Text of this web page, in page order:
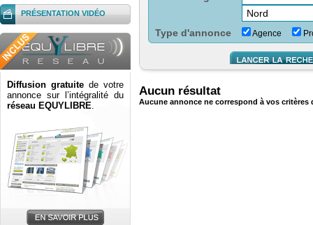
PRÉSENTATION VIDÉO
Diffusion gratuite de votre
annonce sur l’intégralité du
réseau EQUYLIBRE.
Type d'annonce Agence
Aucun résultat
Aucune annonce ne correspond à vos critères